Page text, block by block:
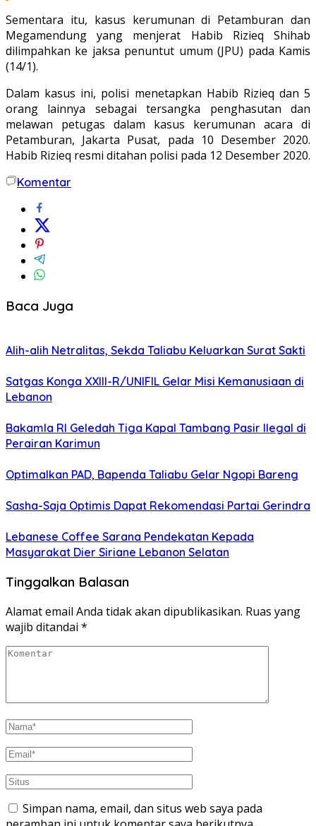
Sementara itu, kasus kerumunan di Petamburan dan
Megamendung yang menjerat Habib Rizieq Shihab
dilimpahkan ke jaksa penuntut umum (JPU) pada Kamis
(14/1).
Dalam kasus ini, polisi menetapkan Habib Rizieq dan 5
orang lainnya sebagai tersangka penghasutan dan
melawan petugas dalam kasus kerumunan acara di
Petamburan, Jakarta Pusat, pada 10 Desember 2020.
Habib Rizieq resmi ditahan polisi pada 12 Desember 2020.
Komentar
Baca Juga
Alih-alih Netralitas, Sekda Taliabu Keluarkan Surat Sakti
Satgas Konga XXIII-R/UNIFIL Gelar Misi Kemanusiaan di
Lebanon
Bakamla RI Geledah Tiga Kapal Tambang Pasir Ilegal di
Perairan Karimun
Optimalkan PAD, Bapenda Taliabu Gelar Ngopi Bareng
Sasha-Saja Optimis Dapat Rekomendasi Partai Gerindra
Lebanese Coffee Sarana Pendekatan Kepada
Masyarakat Dier Siriane Lebanon Selatan
Tinggalkan Balasan
Alamat email Anda tidak akan dipublikasikan. Ruas yang
wajib ditandai *
Simpan nama, email, dan situs web saya pada